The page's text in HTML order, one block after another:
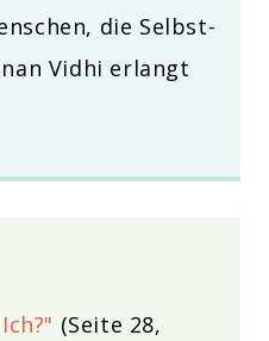
die Selbst-
Vidhi erlangt
(Seite 28,